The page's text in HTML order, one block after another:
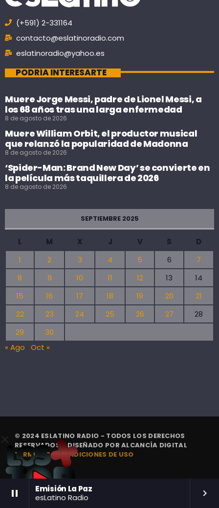
pause
Emisión La Paz
esLatino Radio
keyboard_arrow_right
(+591) 2-331164
contacto@eslatinoradio.com
eslatinoradio@yahoo.es
PODRÍA INTERESARTE
Muere Jorge Messi, padre de Lionel Messi, a
los 68 años tras una larga enfermedad
8 de agosto de 2026
Muere William Orbit, el productor musical
que relanzó la popularidad de Madonna
8 de agosto de 2026
‘Spider-Man: Brand New Day’ se convierte en
la película más taquillera de 2026
8 de agosto de 2026
SEPTIEMBRE 2025
L M X J V S
D
1
2 3 4 5 6
7
8
9 10 11 12 13
14
15
16 17 18 19 20
21
22
23 24 25 26 27
28
29
30
« Ago
Oct »
© 2024 ESLATINO RADIO - TODOS LOS DERECHOS
RESERVADOS. | DISEÑADO PORALCANCÍA DIGITAL
TÉRMINOS Y CONDICIONES DE USO